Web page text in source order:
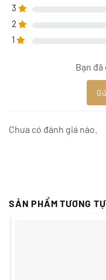
3
2
1
Bạn đã
Chưa có đánh giá nào.
SẢN PHẨM TƯƠNG TỰ